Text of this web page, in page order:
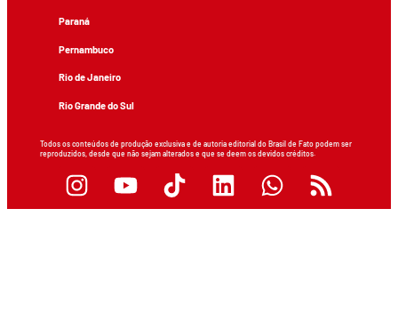
Paraná
Pernambuco
Rio de Janeiro
Rio Grande do Sul
Todos os conteúdos de produção exclusiva e de autoria editorial do Brasil de Fato podem ser
reproduzidos, desde que não sejam alterados e que se deem os devidos créditos.